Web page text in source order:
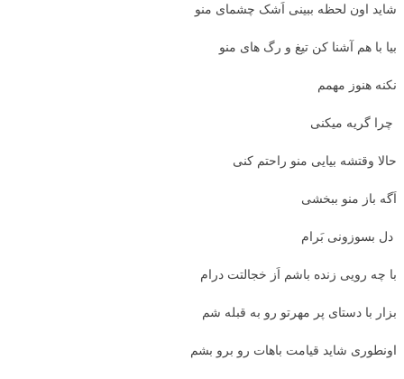
شاید اون لحظه ببینی اَشک چشمای منو
بیا با هم آشنا کن تیغ و رگ های منو
نکنه هنوز مهمم
چرا گریه میکنی
حالا وقتشه بیایی منو راحتم کنی
اَگه باز منو ببخشی
دل بسوزونی بَرام
با چه رویی زنده باشم اَز خجالتت درام
بزار با دستای پر مهرتو رو به قبله شم
اونطوری شاید قیامت باهات رو برو بشم